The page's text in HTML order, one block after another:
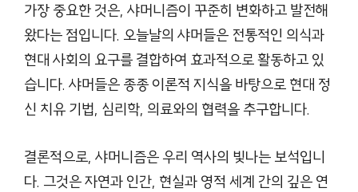
가장 중요한 것은, 샤머니즘이 꾸준히 변화하고 발전해
왔다는 점입니다. 오늘날의 샤머들은 전통적인 의식과
현대 사회의 요구를 결합하여 효과적으로 활동하고 있
습니다. 샤머들은 종종 이론적 지식을 바탕으로 현대 정
신 치유 기법, 심리학, 의료와의 협력을 추구합니다.
결론적으로, 샤머니즘은 우리 역사의 빛나는 보석입니
다. 그것은 자연과 인간, 현실과 영적 세계 간의 깊은 연